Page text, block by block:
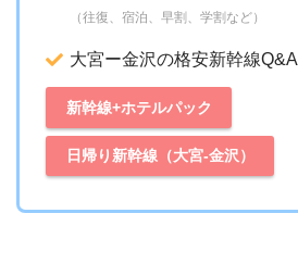
（往復、宿泊、早割、学割など）
大宮ー金沢の格安新幹線Q&A
新幹線+ホテルパック
日帰り新幹線（大宮-金沢）